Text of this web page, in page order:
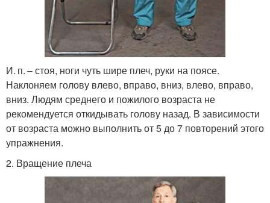
И. п. – стоя, ноги чуть шире плеч, руки на поясе.
Наклоняем голову влево, вправо, вниз, влево, вправо,
вниз. Людям среднего и пожилого возраста не
рекомендуется откидывать голову назад. В зависимости
от возраста можно выполнить от 5 до 7 повторений этого
упражнения.
2. Вращение плеча